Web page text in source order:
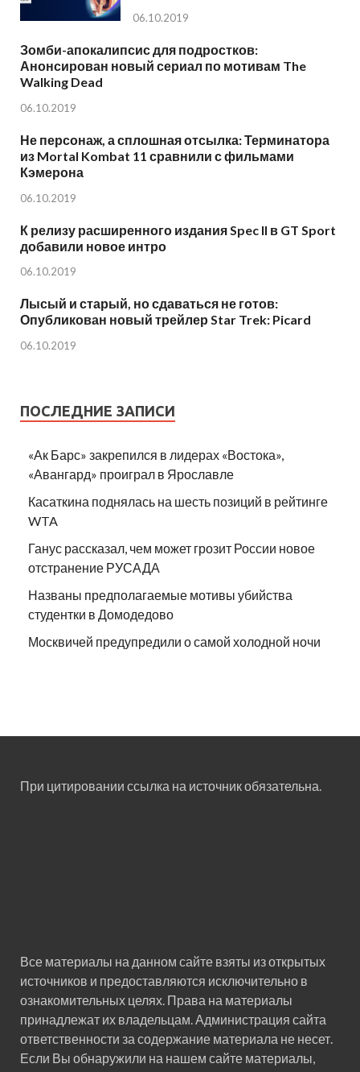
06.10.2019
Зомби-апокалипсис для подростков:
Анонсирован новый сериал по мотивам The
Walking Dead
06.10.2019
Не персонаж, а сплошная отсылка: Терминатора
из Mortal Kombat 11 сравнили с фильмами
Кэмерона
06.10.2019
К релизу расширенного издания Spec II в GT Sport
добавили новое интро
06.10.2019
Лысый и старый, но сдаваться не готов:
Опубликован новый трейлер Star Trek: Picard
06.10.2019
ПОСЛЕДНИЕ ЗАПИСИ
«Ак Барс» закрепился в лидерах «Востока»,
«Авангард» проиграл в Ярославле
Касаткина поднялась на шесть позиций в рейтинге
WTA
Ганус рассказал, чем может грозит России новое
отстранение РУСАДА
Названы предполагаемые мотивы убийства
студентки в Домодедово
Москвичей предупредили о самой холодной ночи
При цитировании ссылка на источник обязательна.
Все материалы на данном сайте взяты из открытых
источников и предоставляются исключительно в
ознакомительных целях. Права на материалы
принадлежат их владельцам. Администрация сайта
ответственности за содержание материала не несет.
Если Вы обнаружили на нашем сайте материалы,